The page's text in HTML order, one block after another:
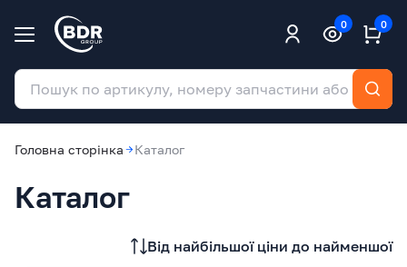
0 0
Головна сторінка Каталог
Каталог
Від найбільшої ціни до найменшої